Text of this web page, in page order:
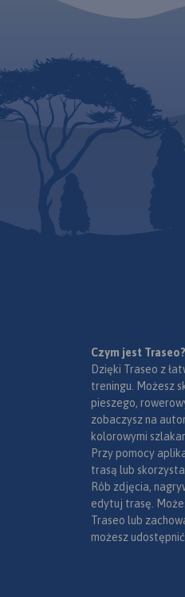
APLIKACJI TRASEO
- Szlak wokół Tatr
polska);
- inne szlaki
terenowe, szlak
Green Velo, Szlak
Wiślana Trasa
VeloDunajec,
VeloMetropolis są
części gotowe.
VeloRaba,
VeloRudawa są na
planowania lub
budowy. Przebieg
Czym jest Traseo?
Dzięki Traseo z
treningu. Możesz
pieszego,
zobaczysz na
kolorowymi
Przy pomocy
trasą lub
Rób zdjęcia,
edytuj trasę.
Traseo lub
możesz